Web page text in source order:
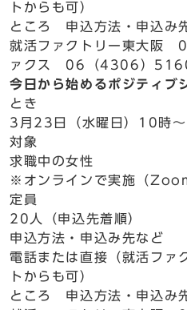
トからも可）
ところ 申込方法・申込み
就活ファクトリー東大阪
ァクス 06（4306）
今日から始めるポジティブ
とき
3月23日（水曜日）10時
対象
求職中の女性
※オンラインで実施（
定員
20人（申込先着順）
申込方法・申込み先など
電話または直接（就活ファ
トからも可）
ところ 申込方法・申込み